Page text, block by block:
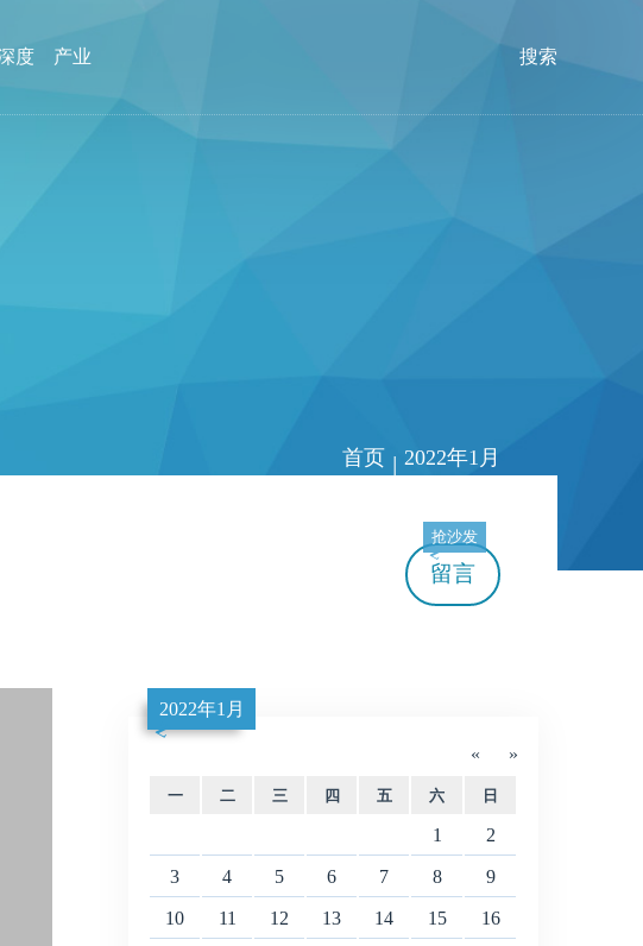
度 产业 搜索
首页 | 2022年1月
留言
抢沙发
«
2022年1月
»
一 二 三 四 五 六 日
1 2
3 4 5 6 7 8 9
10 11 12 13 14 15 16